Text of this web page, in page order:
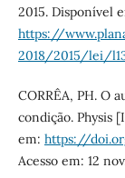
2015. Disponível
https://
2018/2015/lei/
CORRÊA, PH. O
condição. Physis
em: https://
Acesso em: 12